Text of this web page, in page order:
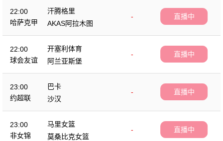
22:00
哈萨克甲
汗腾格里
-
AKAS阿拉木图
直播中
22:00
球会友谊
开塞利体育
-
阿兰亚斯堡
直播中
23:00
约超联
巴卡
-
沙汉
直播中
23:00
非女锦
马里女篮
-
莫桑比克女篮
直播中